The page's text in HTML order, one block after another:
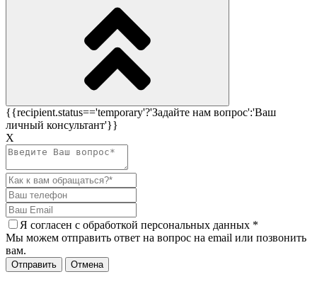
{{recipient.status=='temporary'?'Задайте нам вопрос':'Ваш
личный консультант'}}
Х
Я согласен c обработкой персональных данных *
Мы можем отправить ответ на вопрос на email или позвонить
вам.
Отправить Отмена